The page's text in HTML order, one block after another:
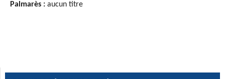
Palmarès : aucun titre